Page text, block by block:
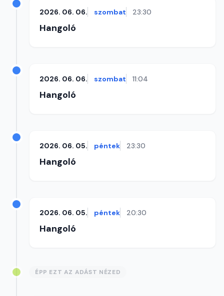
2026. 06. 06. szombat 23:30
Hangoló
2026. 06. 06. szombat 11:04
Hangoló
2026. 06. 05. péntek 23:30
Hangoló
2026. 06. 05. péntek 20:30
Hangoló
ÉPP EZT AZ ADÁST NÉZED